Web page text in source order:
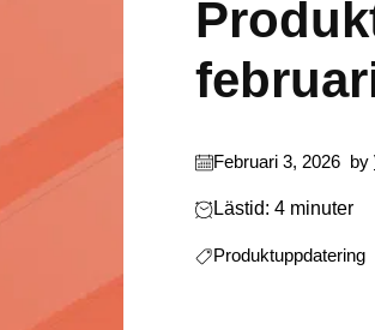
Februari 3, 2026 by
Lästid: 4 minuter
Produktuppdatering